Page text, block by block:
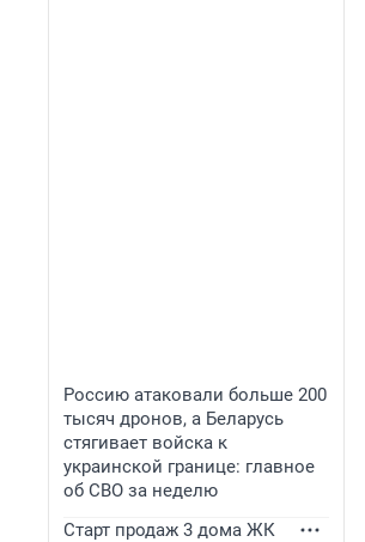
Россию атаковали больше 200
тысяч дронов, а Беларусь
стягивает войска к
украинской границе: главное
об СВО за неделю
Старт продаж 3 дома ЖК